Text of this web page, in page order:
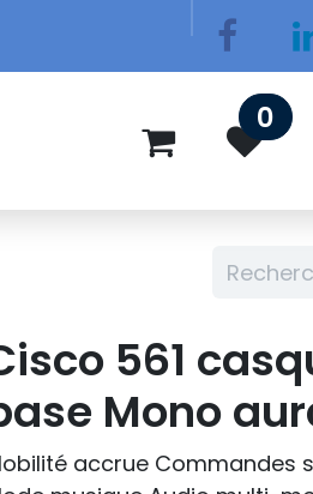
0
561
Mono
accrue Commandes